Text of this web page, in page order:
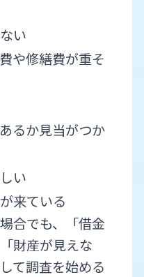
い
や修繕費が重そ
るか見当がつか
い
来ている
合でも、「借金
財産が見えな
て調査を始める